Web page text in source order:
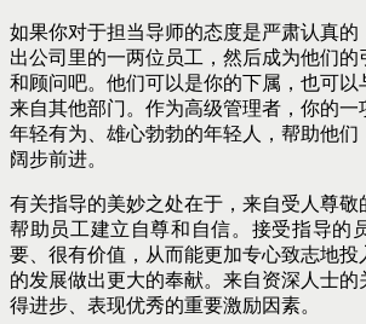
如果你对于担当导师的态度是严肃认真的
出公司里的一两位员工，然后成为他们的
和顾问吧。他们可以是你的下属，也可以
来自其他部门。作为高级管理者，你的一
年轻有为、雄心勃勃的年轻人，帮助他们
阔步前进。
有关指导的美妙之处在于，来自受人尊敬
帮助员工建立自尊和自信。接受指导的
要、很有价值，从而能更加专心致志地投
的发展做出更大的奉献。来自资深人士的
得进步、表现优秀的重要激励因素。